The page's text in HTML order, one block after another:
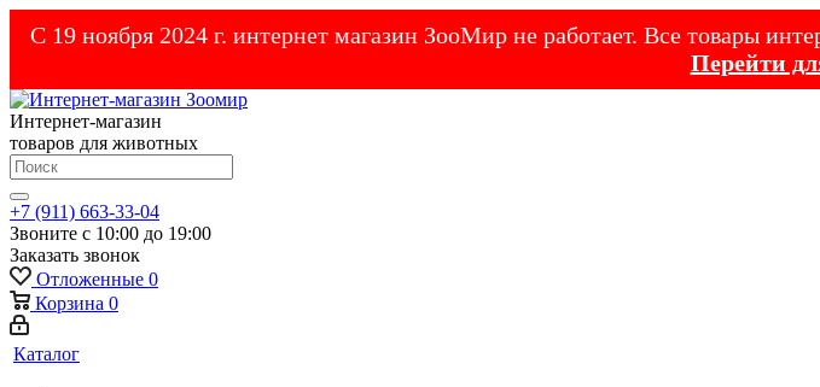
С 19 ноября 2024 г. интернет магазин ЗооМир не работает. Все товары
Перейти
Интернет-магазин
товаров для животных
+7 (911) 663-33-04
Звоните с 10:00 до 19:00
Заказать звонок
Отложенные 0
Корзина 0
Каталог